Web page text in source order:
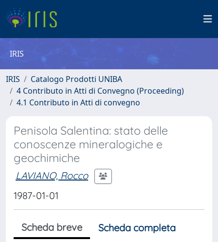
IRIS
IRIS
Catalogo Prodotti UNIBA
4 Contributo in Atti di Convegno (Proceeding)
4.1 Contributo in Atti di convegno
Penisola Salentina: stato delle
conoscenze mineralogiche e
geochimiche
LAVIANO, Rocco
1987-01-01
Scheda breve
Scheda completa